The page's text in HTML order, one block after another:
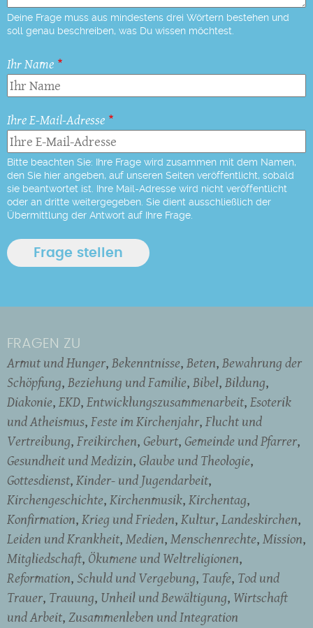
Deine Frage muss aus mindestens drei Wörtern bestehen und
soll genau beschreiben, was Du wissen möchtest.
Ihr Name
Ihre E-Mail-Adresse
Bitte beachten Sie: Ihre Frage wird zusammen mit dem Namen,
den Sie hier angeben, auf unseren Seiten veröffentlicht, sobald
sie beantwortet ist. Ihre Mail-Adresse wird nicht veröffentlicht
oder an dritte weitergegeben. Sie dient ausschließlich der
Übermittlung der Antwort auf Ihre Frage.
FRAGEN ZU
Armut und Hunger Bekenntnisse Beten Bewahrung der
Schöpfung Beziehung und Familie Bibel Bildung
Diakonie EKD Entwicklungszusammenarbeit Esoterik
und Atheismus Feste im Kirchenjahr Flucht und
Vertreibung Freikirchen Geburt Gemeinde und Pfarrer
Gesundheit und Medizin Glaube und Theologie
Gottesdienst Kinder- und Jugendarbeit
Kirchengeschichte Kirchenmusik Kirchentag
Konfirmation Krieg und Frieden Kultur Landeskirchen
Leiden und Krankheit Medien Menschenrechte Mission
Mitgliedschaft Ökumene und Weltreligionen
Reformation Schuld und Vergebung Taufe Tod und
Trauer Trauung Unheil und Bewältigung Wirtschaft
und Arbeit Zusammenleben und Integration